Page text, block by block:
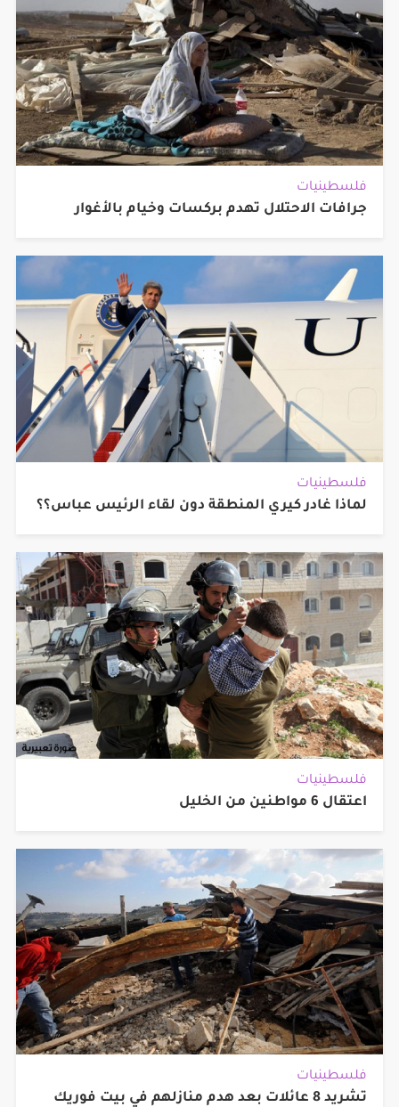
فلسطينيات
جرافات الاحتلال تهدم بركسات وخيام بالأغوار
فلسطينيات
لماذا غادر كيري المنطقة دون لقاء الرئيس عباس؟؟
فلسطينيات
اعتقال 6 مواطنين من الخليل
فلسطينيات
تشريد 8 عائلات بعد هدم منازلهم في بيت فوريك